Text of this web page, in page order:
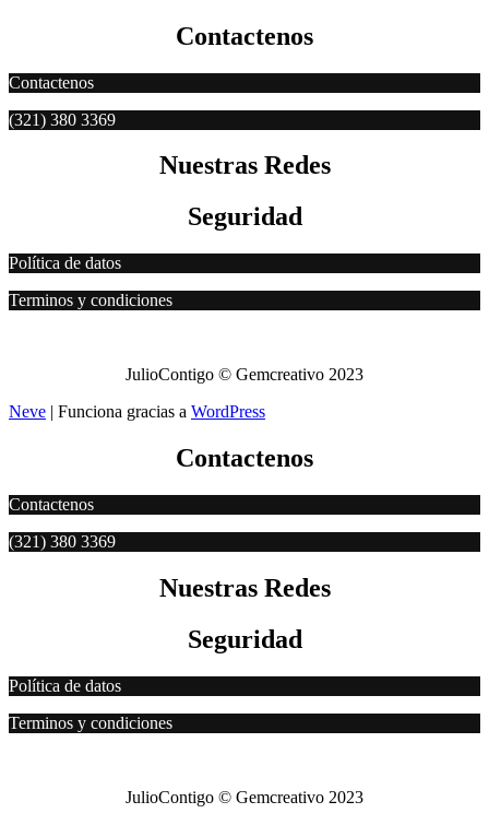
Obamacare
?
Contactenos
Contactenos
(321) 380 3369
Nuestras Redes
Seguridad
Política de datos
Terminos y condiciones
JulioContigo © Gemcreativo 2023
Neve | Funciona gracias a WordPress
Contactenos
Contactenos
(321) 380 3369
Nuestras Redes
Seguridad
Política de datos
Terminos y condiciones
JulioContigo © Gemcreativo 2023